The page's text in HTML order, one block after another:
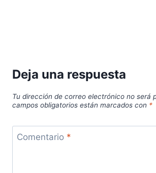
Deja una respuesta
Tu dirección de correo electrónico no será
campos obligatorios están marcados con *
Comentario *